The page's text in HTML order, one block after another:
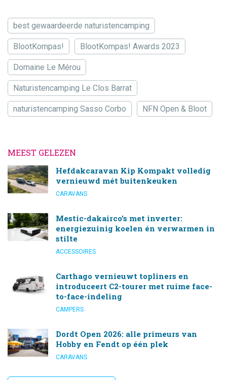
best gewaardeerde naturistencamping
BlootKompas! BlootKompas! Awards 2023
Domaine Le Mérou
Naturistencamping Le Clos Barrat
naturistencamping Sasso Corbo NFN Open & Bloot
MEEST GELEZEN
Hefdakcaravan Kip Kompakt volledig
vernieuwd mét buitenkeuken
CARAVANS
Mestic-dakairco’s met inverter:
energiezuinig koelen én verwarmen in
stilte
ACCESSOIRES
Carthago vernieuwt topliners en
introduceert C2-tourer met ruime face-
to-face-indeling
CAMPERS
Dordt Open 2026: alle primeurs van
Hobby en Fendt op één plek
CARAVANS